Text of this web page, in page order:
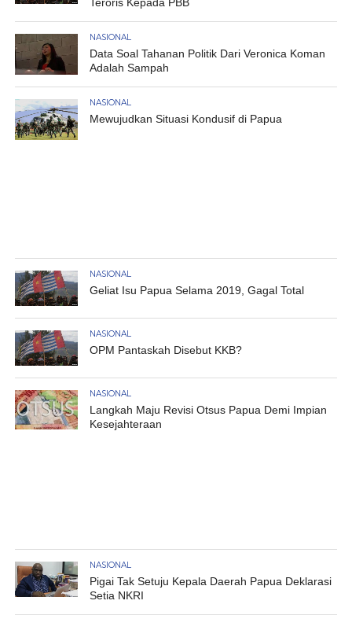
NASIONAL
Data Soal Tahanan Politik Dari Veronica Koman
Adalah Sampah
NASIONAL
Mewujudkan Situasi Kondusif di Papua
NASIONAL
Geliat Isu Papua Selama 2019, Gagal Total
NASIONAL
OPM Pantaskah Disebut KKB?
NASIONAL
Langkah Maju Revisi Otsus Papua Demi Impian
Kesejahteraan
NASIONAL
Pigai Tak Setuju Kepala Daerah Papua Deklarasi
Setia NKRI